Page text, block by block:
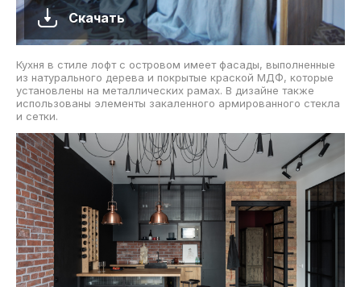
Скачать
Кухня в стиле лофт с островом имеет фасады, выполненные
из натурального дерева и покрытые краской МДФ, которые
установлены на металлических рамах. В дизайне также
использованы элементы закаленного армированного стекла
и сетки.